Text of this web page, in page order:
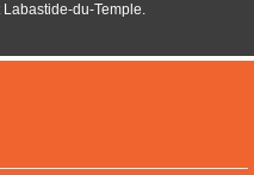
du-Temple.